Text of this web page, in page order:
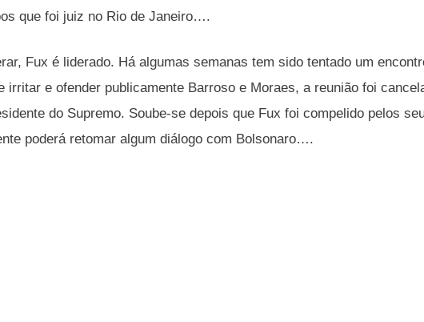
que foi juiz no Rio de Janeiro….
Fux é liderado. Há algumas semanas tem sido tentado um
irritar e ofender publicamente Barroso e Moraes, a reunião foi
do Supremo. Soube-se depois que Fux foi compelido pelos
poderá retomar algum diálogo com Bolsonaro….